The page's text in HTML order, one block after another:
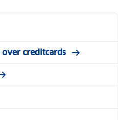
creditcards